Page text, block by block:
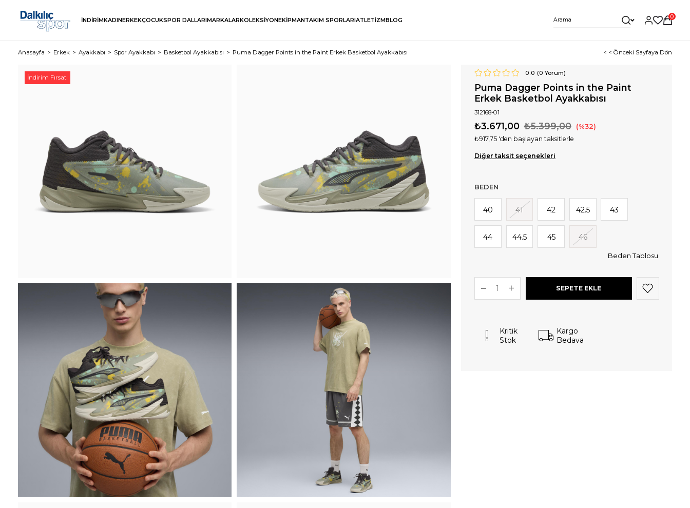
İNDİRİMKADINERKEKÇOCUKSPOR DALLARIMARKALARKOLEKSİYONEKİPMANTAKIM SPORLARIATLETİZMBLOG
0
Anasayfa Erkek Ayakkabı Spor Ayakkabı Basketbol Ayakkabısı Puma Dagger Points in the Paint Erkek Basketbol Ayakkabısı < < Önceki Sayfaya Dön
İndirim Fırsatı
0.0 (0 Yorum)
Puma Dagger Points in the Paint
Erkek Basketbol Ayakkabısı
312168-01
₺5.399,00
₺3.671,00 32
₺917,75 'den başlayan taksitlerle
Diğer taksit seçenekleri
BEDEN
40 41 42 42.5 43
44 44.5 45 46
Beden Tablosu
Kritik
Stok
Kargo
Bedava